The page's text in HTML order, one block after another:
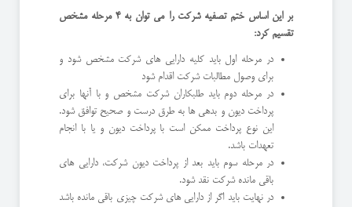
بر این اساس ختم تصفیه شرکت را می توان به 4 مرحله مشخص
تقسیم کرد:
در مرحله اول باید کلیه دارایی های شرکت مشخص شود و
برای وصول مطالبات شرکت اقدام شود
در مرحله دوم باید طلبکاران شرکت مشخص و با آنها برای
پرداخت دیون و بدهی ها به طرق درست و صحیح توافق شود.
این نوع پرداخت ممکن است با پرداخت دیون و یا با انجام
تعهدات باشد.
در مرحله سوم باید بعد از پرداخت دیون شرکت، دارایی های
باقی مانده شرکت نقد شود.
در نهایت باید اگر از دارایی های شرکت چیزی باقی مانده باشد